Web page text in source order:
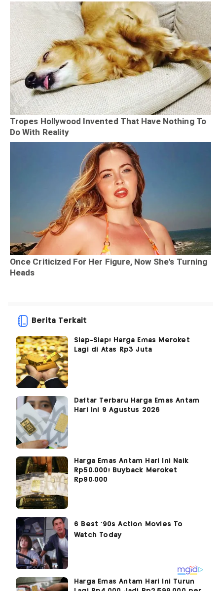
Berita Terkait
Siap-Siap! Harga Emas Meroket
Lagi di Atas Rp3 Juta
Daftar Terbaru Harga Emas Antam
Hari Ini 9 Agustus 2026
Harga Emas Antam Hari Ini Naik
Rp50.000! Buyback Meroket
Rp90.000
Harga Emas Antam Hari Ini Turun